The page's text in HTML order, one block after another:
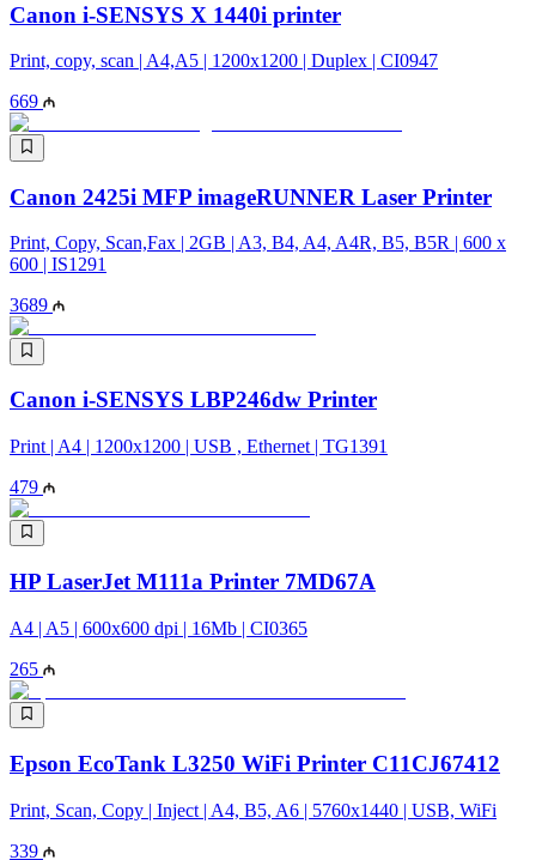
Canon i-SENSYS X 1440i printer
Print, copy, scan | A4,A5 | 1200x1200 | Duplex | CI0947
669
Canon 2425i MFP imageRUNNER Laser Printer
Print, Copy, Scan,Fax | 2GB | A3, B4, A4, A4R, B5, B5R | 600 x
600 | IS1291
3689
Canon i-SENSYS LBP246dw Printer
Print | A4 | 1200x1200 | USB , Ethernet | TG1391
479
HP LaserJet M111a Printer 7MD67A
A4 | A5 | 600x600 dpi | 16Mb | CI0365
265
Epson EcoTank L3250 WiFi Printer C11CJ67412
Print, Scan, Copy | Inject | A4, B5, A6 | 5760x1440 | USB, WiFi
339